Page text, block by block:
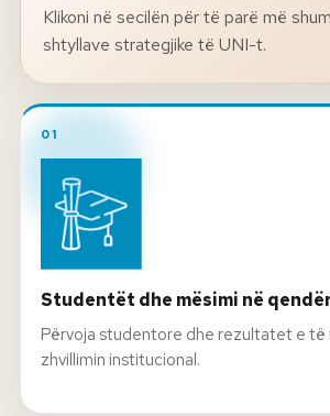
Klikoni në secilën për të parë më
shtyllave strategjike të UNI-t.
01
Studentët dhe mësimi në
Përvoja studentore dhe rezultatet e
zhvillimin institucional.